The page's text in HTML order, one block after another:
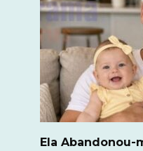
Ela Abandonou-